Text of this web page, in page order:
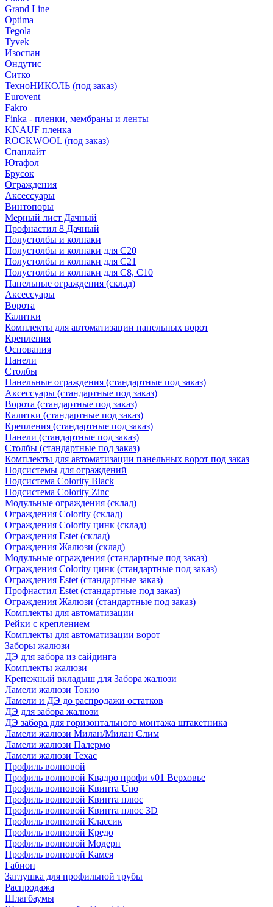
Grand Line
Optima
Tegola
Tyvek
Изоспан
Ондутис
Ситко
ТехноНИКОЛЬ (под заказ)
Eurovent
Fakro
Finka - пленки, мембраны и ленты
KNAUF пленка
ROCKWOOL (под заказ)
Спанлайт
Ютафол
Брусок
Ограждения
Аксессуары
Винтопоры
Мерный лист Дачный
Профнастил 8 Дачный
Полустолбы и колпаки
Полустолбы и колпаки для С20
Полустолбы и колпаки для С21
Полустолбы и колпаки для С8, С10
Панельные ограждения (склад)
Аксессуары
Ворота
Калитки
Комплекты для автоматизации панельных ворот
Крепления
Основания
Панели
Столбы
Панельные ограждения (стандартные под заказ)
Аксессуары (стандартные под заказ)
Ворота (стандартные под заказ)
Калитки (стандартные под заказ)
Крепления (стандартные под заказ)
Панели (стандартные под заказ)
Столбы (стандартные под заказ)
Комплекты для автоматизации панельных ворот под заказ
Подсистемы для ограждений
Подсистема Colority Black
Подсистема Colority Zinc
Модульные ограждения (склад)
Ограждения Colority (склад)
Ограждения Colority цинк (склад)
Ограждения Estet (склад)
Ограждения Жалюзи (склад)
Модульные ограждения (стандартные под заказ)
Ограждения Colority цинк (стандартные под заказ)
Ограждения Estet (стандартные заказ)
Профнастил Estet (стандартные под заказ)
Ограждения Жалюзи (стандартные под заказ)
Комплекты для автоматизации
Рейки с креплением
Комплекты для автоматизации ворот
Заборы жалюзи
ДЭ для забора из сайдинга
Комплекты жалюзи
Крепежный вкладыш для Забора жалюзи
Ламели жалюзи Токио
Ламели и ДЭ до распродажи остатков
ДЭ для забора жалюзи
ДЭ забора для горизонтального монтажа штакетника
Ламели жалюзи Милан/Милан Слим
Ламели жалюзи Палермо
Ламели жалюзи Техас
Профиль волновой
Профиль волновой Квадро профи v01 Верховье
Профиль волновой Квинта Uno
Профиль волновой Квинта плюс
Профиль волновой Квинта плюс 3D
Профиль волновой Классик
Профиль волновой Кредо
Профиль волновой Модерн
Профиль волновой Камея
Габион
Заглушка для профильной трубы
Распродажа
Шлагбаумы